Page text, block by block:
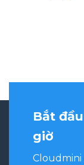
Bắt
giờ
Cloudmini